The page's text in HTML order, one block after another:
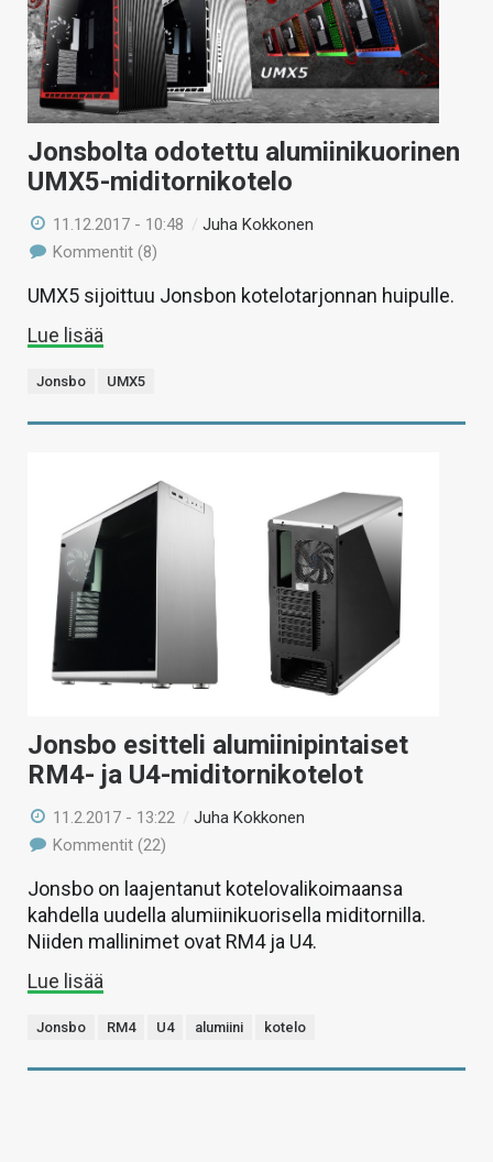
Jonsbolta odotettu alumiinikuorinen
UMX5-miditornikotelo
11.12.2017 - 10:48 /Juha Kokkonen
Kommentit (8)
UMX5 sijoittuu Jonsbon kotelotarjonnan huipulle.
Lue lisää
Jonsbo UMX5
Jonsbo esitteli alumiinipintaiset
RM4- ja U4-miditornikotelot
11.2.2017 - 13:22 /Juha Kokkonen
Kommentit (22)
Jonsbo on laajentanut kotelovalikoimaansa
kahdella uudella alumiinikuorisella miditornilla.
Niiden mallinimet ovat RM4 ja U4.
Lue lisää
Jonsbo RM4 U4 alumiini kotelo